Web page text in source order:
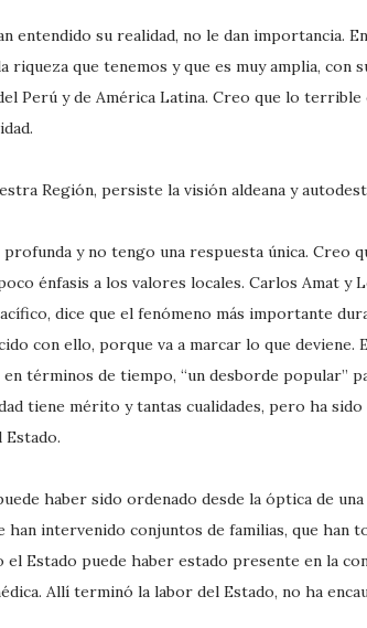
entendido su realidad, no le dan importancia.
riqueza que tenemos y que es muy amplia, con
Perú y de América Latina. Creo que lo
Región, persiste la visión aldeana y
profunda y no tengo una respuesta única. Creo
énfasis a los valores locales. Carlos Amat y
dice que el fenómeno más importante
con ello, porque va a marcar lo que
términos de tiempo, “un desborde popular”
tiene mérito y tantas cualidades, pero ha
haber sido ordenado desde la óptica de
intervenido conjuntos de familias, que han
Estado puede haber estado presente en la
Allí terminó la labor del Estado, no ha